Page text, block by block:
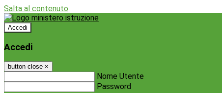
Salta al contenuto
Accedi
Accedi
button close ×
Nome Utente
Password